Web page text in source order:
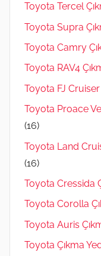
Toyota Tercel
Toyota Supra
Toyota Camry
Toyota RAV4
Toyota FJ
Toyota Proace
(16)
Toyota Land
(16)
Toyota Cressida
Toyota Corolla
Toyota Auris
Toyota Çıkma